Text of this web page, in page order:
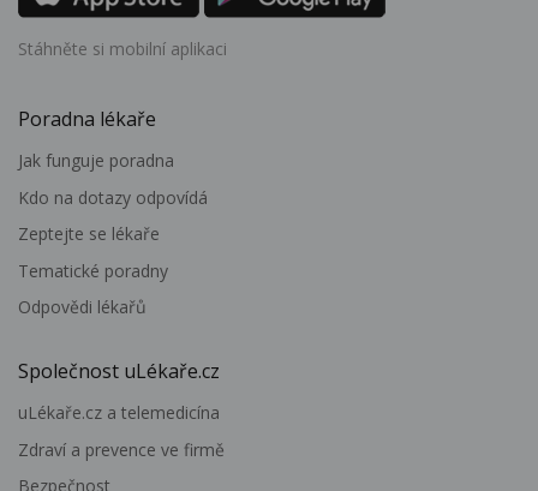
Stáhněte si mobilní aplikaci
Poradna lékaře
Jak funguje poradna
Kdo na dotazy odpovídá
Zeptejte se lékaře
Tematické poradny
Odpovědi lékařů
Společnost uLékaře.cz
uLékaře.cz a telemedicína
Zdraví a prevence ve firmě
Bezpečnost